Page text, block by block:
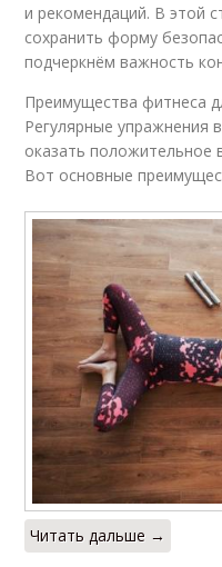
и рекомендаций. В этой
сохранить форму
подчеркнём важность
Преимущества фитнеса
Регулярные упражнения
оказать положительное
Вот основные
Читать дальше →